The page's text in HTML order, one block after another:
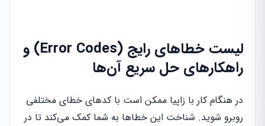
لیست خطاهای رایج (Error Codes) و
راهکارهای حل سریع آن‌ها
در هنگام کار با زاپیا ممکن است با کدهای خطای مختلفی
روبرو شوید. شناخت این خطاها به شما کمک می‌کند تا در